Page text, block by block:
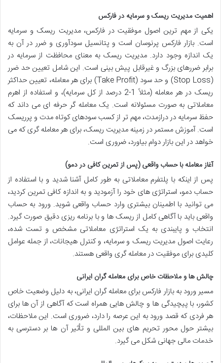
اهمیت مدیریت ریسک و سرمایه در فارکس
یکی از مهم ترین اصول موفقیت در فارکس، مدیریت ریسک و سرمایه
است. بازار فارکس پرنوسان است و پتانسیل سودآوری و ضرر در آن به
یک اندازه وجود دارد. مدیریت ریسک به معنای محافظت از سرمایه در
برابر ضررهای بزرگ و غیرقابل پیش بینی است. این شامل تعیین حد ضرر
(Stop Loss) و حد سود (Take Profit) برای هر معامله، تعیین حداکثر
ریسک در هر معامله (مثلاً 1-2 درصد از کل سرمایه)، و استفاده از اهرم
معاملاتی به صورت مسئولانه است. یک معامله گر حرفه ای می داند که
حفظ سرمایه در درازمدت، مهم تر از کسب سودهای کوتاه مدت و پرریسک
است. آموزش مستمر در زمینه مدیریت ریسک، برای هر معامله گری که می
خواهد در این بازار دوام بیاورد، ضروری است.
آغاز معامله با حساب واقعی (پس از تمرین کافی در دمو)
پس از اینکه با پلتفرم معاملاتی به طور کامل آشنا شدید و با استفاده از
حساب دمو، استراتژی های خود را آزمودید و به اندازه کافی تمرین کردید،
می توانید با اطمینان بیشتری وارد حساب واقعی شوید. ورود به حساب
واقعی باید با آگاهی کامل از ریسک ها و با برنامه ریزی دقیق صورت گیرد.
انتخاب و پایبندی به یک استراتژی معاملاتی مشخص و تست شده،
رعایت اصول مدیریت ریسک و سرمایه، و کنترل هیجانات، از جمله عوامل
کلیدی برای موفقیت در معامله گری واقعی هستند.
چالش ها و ملاحظات خاص برای معامله گران ایرانی
مسیر ورود به بازار فارکس برای معامله گران ایرانی، به دلیل وضعیت خاص
کشور، با پیچیدگی ها و چالش هایی همراه است که آگاهی از آن ها برای
هر فردی که قصد ورود به این عرصه را دارد، ضروری است. این ملاحظات،
بیشتر حول محور تحریم های بین المللی و تأثیر آن ها بر دسترسی به
خدمات مالی جهانی شکل می گیرد.